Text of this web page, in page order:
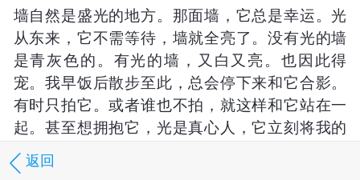
返回
墙自然是盛光的地方。那面墙，它总是幸运。光
从东来，它不需等待，墙就全亮了。没有光的墙
是青灰色的。有光的墙，又白又亮。也因此得
宠。我早饭后散步至此，总会停下来和它合影。
有时只拍它。或者谁也不拍，就这样和它站在一
起。甚至想拥抱它，光是真心人，它立刻将我的
影子落在墙上。让我和墙就这样相拥默守。那一
刻的美好。是光给的。是光照射出我和它的合